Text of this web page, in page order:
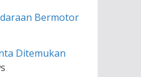
Bermotor
Ditemukan